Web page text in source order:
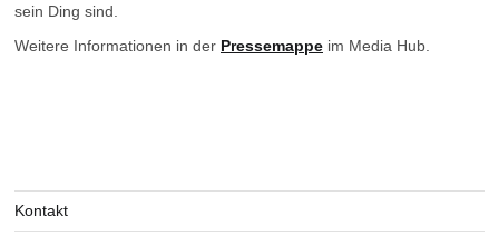
sein Ding sind.
Weitere Informationen in der Pressemappe im Media Hub.
Kontakt